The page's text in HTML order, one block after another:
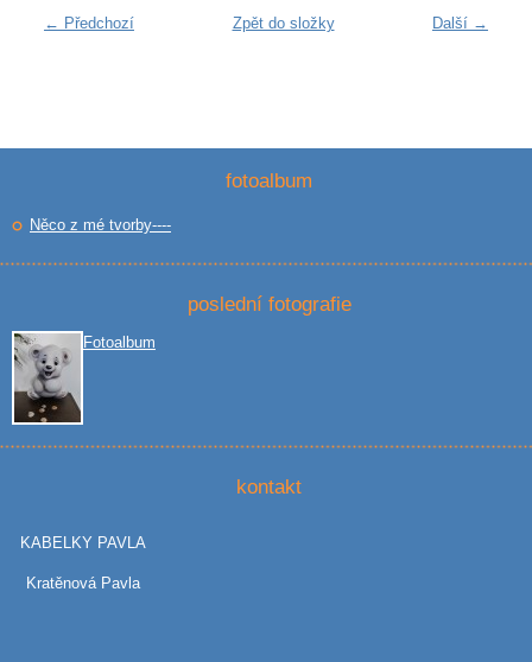
← Předchozí Další →
Zpět do složky
fotoalbum
Něco z mé tvorby----
poslední fotografie
Fotoalbum
kontakt
KABELKY PAVLA
Kratěnová Pavla